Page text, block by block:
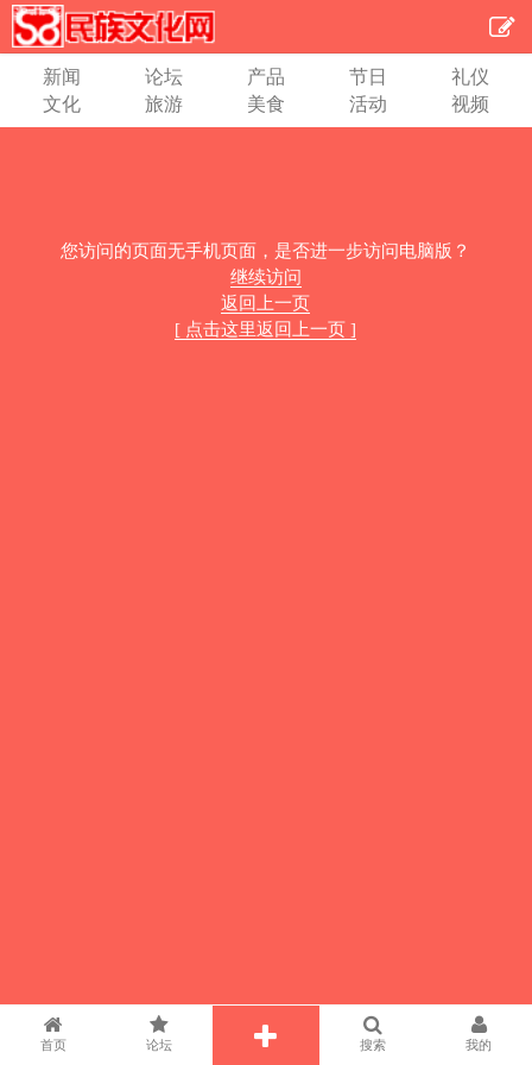
新闻 论坛 产品 节日
礼仪
文化
旅游 美食 活动 视频
您访问的页面无手机页面，是否进一步访问电脑版？
继续访问
返回上一页
[ 点击这里返回上一页 ]
首页 论坛 搜索 我的